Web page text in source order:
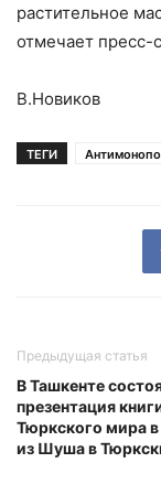
растительное
отмечает пресс-
В.Новиков
ТЕГИ
Предыдущая статья
В Ташкенте
презентация
Тюркского мира
из Шуша в